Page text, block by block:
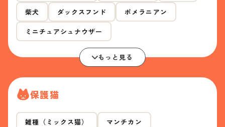
柴犬 ダックスフンド ポメラニアン
ミニチュアシュナウザー
もっと見る
保護猫
雑種（ミックス猫） マンチカン